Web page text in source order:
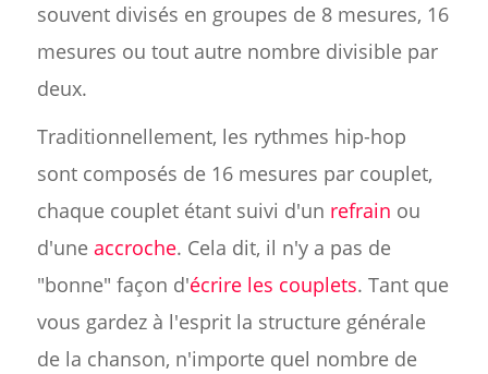
souvent divisés en groupes de 8 mesures, 16
mesures ou tout autre nombre divisible par
deux.
Traditionnellement, les rythmes hip-hop
sont composés de 16 mesures par couplet,
chaque couplet étant suivi d'un refrain ou
d'une accroche. Cela dit, il n'y a pas de
"bonne" façon d'écrire les couplets. Tant que
vous gardez à l'esprit la structure générale
de la chanson, n'importe quel nombre de